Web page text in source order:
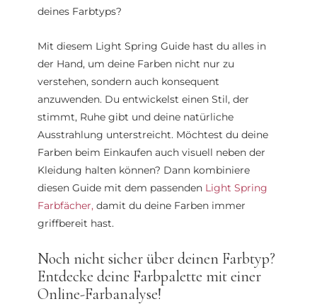
deines Farbtyps?
Mit diesem Light Spring Guide hast du alles in
der Hand, um deine Farben nicht nur zu
verstehen, sondern auch konsequent
anzuwenden. Du entwickelst einen Stil, der
stimmt, Ruhe gibt und deine natürliche
Ausstrahlung unterstreicht. Möchtest du deine
Farben beim Einkaufen auch visuell neben der
Kleidung halten können? Dann kombiniere
diesen Guide mit dem passenden Light Spring
Farbfächer,damit du deine Farben immer
griffbereit hast.
Noch nicht sicher über deinen Farbtyp?
Entdecke deine Farbpalette mit einer
Online-Farbanalyse!